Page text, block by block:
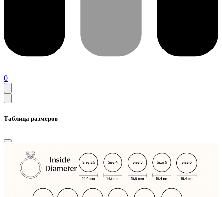
0
Таблица размеров